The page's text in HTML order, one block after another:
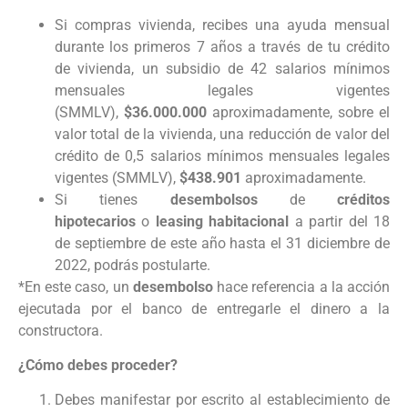
Si compras vivienda, recibes una ayuda mensual
durante los primeros 7 años a través de tu crédito
de vivienda, un subsidio de 42 salarios mínimos
mensuales legales vigentes
(SMMLV), $36.000.000 aproximadamente, sobre el
valor total de la vivienda, una reducción de valor del
crédito de 0,5 salarios mínimos mensuales legales
vigentes (SMMLV), $438.901 aproximadamente.
Si tienes desembolsos de créditos
hipotecarioso leasing habitacional a partir del 18
de septiembre de este año hasta el 31 diciembre de
2022, podrás postularte.
*En este caso, un desembolso hace referencia a la acción
ejecutada por el banco de entregarle el dinero a la
constructora.
¿Cómo debes proceder?
Debes manifestar por escrito al establecimiento de